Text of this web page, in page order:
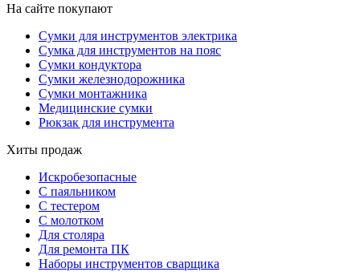
На сайте покупают
Сумки для инструментов электрика
Сумка для инструментов на пояс
Сумки кондуктора
Сумки железнодорожника
Сумки монтажника
Медицинские сумки
Рюкзак для инструмента
Хиты продаж
Искробезопасные
С паяльником
С тестером
С молотком
Для столяра
Для ремонта ПК
Наборы инструментов сварщика